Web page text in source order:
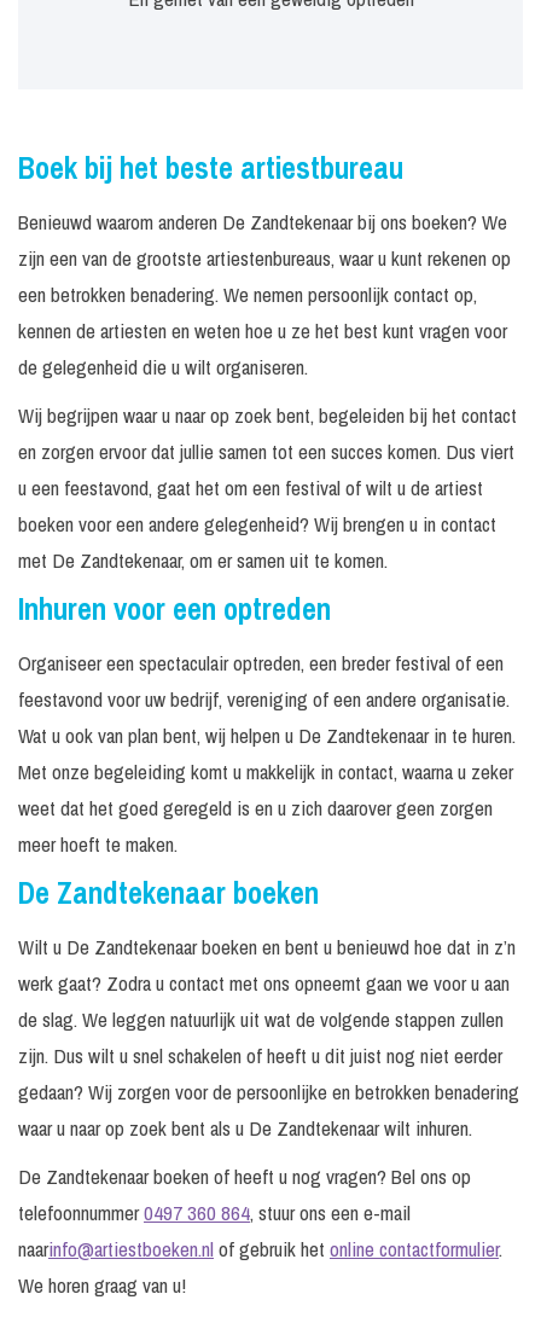
Boek bij het beste artiestbureau
Benieuwd waarom anderen De Zandtekenaar bij ons boeken? We
zijn een van de grootste artiestenbureaus, waar u kunt rekenen op
een betrokken benadering. We nemen persoonlijk contact op,
kennen de artiesten en weten hoe u ze het best kunt vragen voor
de gelegenheid die u wilt organiseren.
Wij begrijpen waar u naar op zoek bent, begeleiden bij het contact
en zorgen ervoor dat jullie samen tot een succes komen. Dus viert
u een feestavond, gaat het om een festival of wilt u de artiest
boeken voor een andere gelegenheid? Wij brengen u in contact
met De Zandtekenaar, om er samen uit te komen.
Inhuren voor een optreden
Organiseer een spectaculair optreden, een breder festival of een
feestavond voor uw bedrijf, vereniging of een andere organisatie.
Wat u ook van plan bent, wij helpen u De Zandtekenaar in te huren.
Met onze begeleiding komt u makkelijk in contact, waarna u zeker
weet dat het goed geregeld is en u zich daarover geen zorgen
meer hoeft te maken.
De Zandtekenaar boeken
Wilt u De Zandtekenaar boeken en bent u benieuwd hoe dat in z’n
werk gaat? Zodra u contact met ons opneemt gaan we voor u aan
de slag. We leggen natuurlijk uit wat de volgende stappen zullen
zijn. Dus wilt u snel schakelen of heeft u dit juist nog niet eerder
gedaan? Wij zorgen voor de persoonlijke en betrokken benadering
waar u naar op zoek bent als u De Zandtekenaar wilt inhuren.
De Zandtekenaar boeken of heeft u nog vragen? Bel ons op
telefoonnummer0497 360 864, stuur ons een e-mail
naarinfo@artiestboeken.nlof gebruik het online contactformulier.
We horen graag van u!